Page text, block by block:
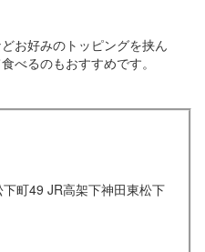
お好みのトッピングを挟ん
べるのもおすすめです。
町49 JR高架下神田東松下